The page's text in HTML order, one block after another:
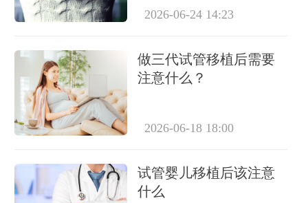
2026-06-24 14:23
做三代试管移植后需要
注意什么？
2026-06-18 18:00
试管婴儿移植后该注意
什么